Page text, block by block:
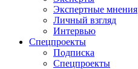
Экспертные мнения
Личный взгляд
Интервью
Спецпроекты
Подписка
Спецпроекты